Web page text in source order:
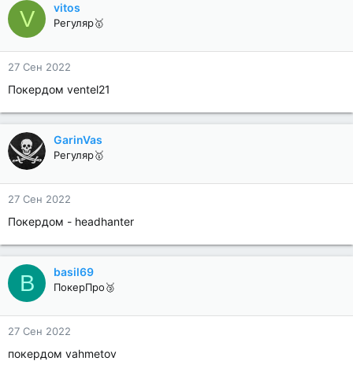
V vitos
Регуляр🥇
27 Сен 2022
Покердом ventel21
GarinVas
Регуляр🥇
27 Сен 2022
Покердом - headhanter
B basil69
ПокерПро🥉
27 Сен 2022
покердом vahmetov